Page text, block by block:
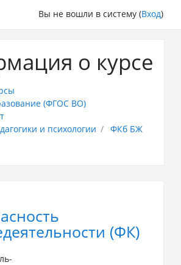
Вы не вошли в систему (Вход)
о курсе
(ФГОС ВО)
и психологии
ФКб БЖ
(ФК)